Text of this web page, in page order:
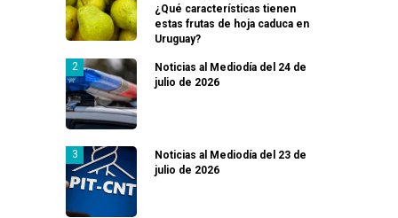
¿Qué características tienen
estas frutas de hoja caduca en
Uruguay?
Noticias al Mediodía del 24 de
julio de 2026
Noticias al Mediodía del 23 de
julio de 2026